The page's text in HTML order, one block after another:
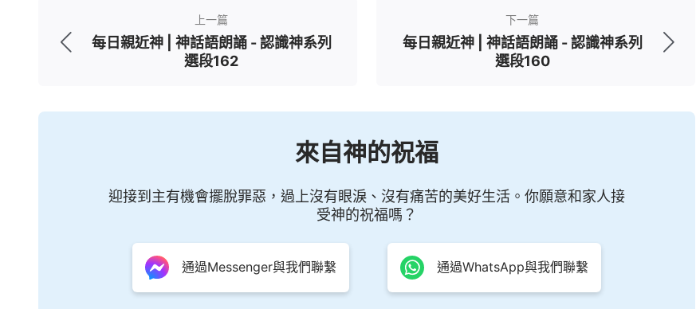
上一篇
每日親近神 | 神話語朗誦 - 認識神系列
選段162
下一篇
每日親近神 | 神話語朗誦 - 認識神系列
選段160
來自神的祝福
迎接到主有機會擺脫罪惡，過上沒有眼淚、沒有痛苦的美好生活。你願意和家人接
受神的祝福嗎？
通過Messenger與我們聯繫 通過WhatsApp與我們聯繫